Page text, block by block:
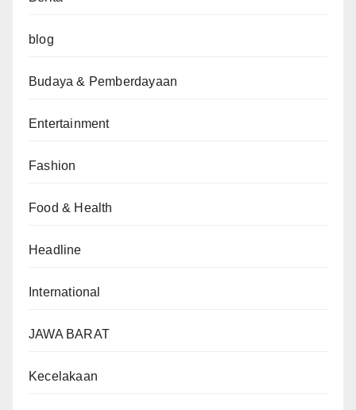
blog
Budaya & Pemberdayaan
Entertainment
Fashion
Food & Health
Headline
International
JAWA BARAT
Kecelakaan